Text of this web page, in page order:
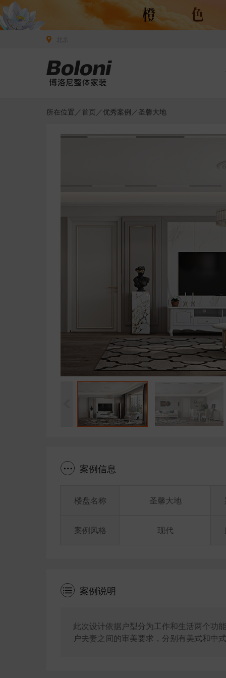
所在位置／首页 ／优秀案例 ／圣馨大地
案例信息
楼盘名称
案例风格
圣馨大地
现代
案例说明
此次设计依据户型分为工作和生活两个功
户夫妻之间的审美要求，分别有美式和中